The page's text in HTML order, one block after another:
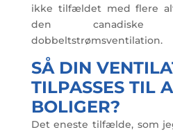
ikke tilfældet med flere
den
dobbeltstrømsventilation.
SÅ DIN
TILPASSES TIL
BOLIGER?
Det eneste tilfælde, som